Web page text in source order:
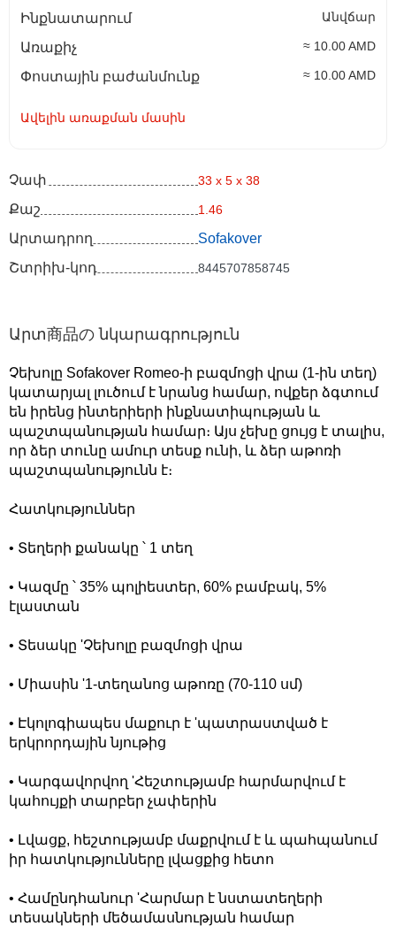
Ինքնատարում Անվճար
Առաքիչ ≈ 10.00 AMD
Փոստային բաժանմունք ≈ 10.00 AMD
Ավելին առաքման մասին
Չափ 33 x 5 x 38
Քաշ 1.46
Արտադրող
Sofakover
Շտրիխ-կոդ
8445707858745
Արտ商品の նկարագրություն
Չեխոլը Sofakover Romeo-ի բազմոցի վրա (1-ին տեղ)
կատարյալ լուծում է նրանց համար, ովքեր ձգտում
են իրենց ինտերիերի ինքնատիպության և
պաշտպանության համար։ Այս չեխը ցույց է տալիս,
որ ձեր տունը ամուր տեսք ունի, և ձեր աթոռի
պաշտպանությունն է։
Հատկություններ
• Տեղերի քանակը ՝ 1 տեղ
• Կազմը ՝ 35% պոլիեստեր, 60% բամբակ, 5%
էլաստան
• Տեսակը 'Չեխոլը բազմոցի վրա
• Միասին '1-տեղանոց աթոռը (70-110 սմ)
• Էկոլոգիապես մաքուր է 'պատրաստված է
երկրորդային նյութից
• Կարգավորվող 'Հեշտությամբ հարմարվում է
կահույքի տարբեր չափերին
• Լվացք, հեշտությամբ մաքրվում է և պահպանում
իր հատկությունները լվացքից հետո
• Համընդհանուր 'Հարմար է նստատեղերի
տեսակների մեծամասնության համար